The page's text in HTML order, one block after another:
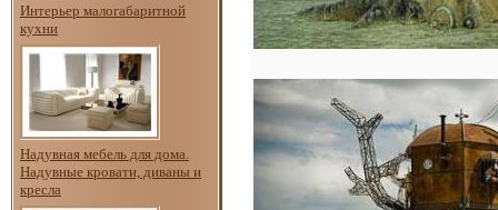
Интерьер малогабаритной
кухни
Надувная мебель для дома.
Надувные кровати, диваны и
кресла